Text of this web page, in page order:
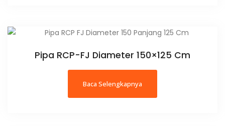
Pipa RCP-FJ Diameter 150×125 Cm
Baca Selengkapnya